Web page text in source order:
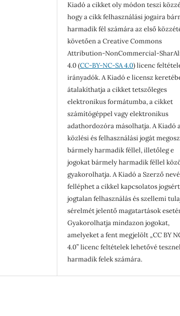
Kiadó a cikket oly módon teszi
hogy a cikk felhasználási jogaira
harmadik fél számára az első
követően a Creative Commons
Attribution-NonCommercial-
4.0 (CC-BY-NC-SA 4.0) licenc
irányadók. A Kiadó e licensz
átalakíthatja a cikket tetszőleges
elektronikus formátumba, a cikket
számítógéppel vagy elektronikus
adathordozóra másolhatja. A Kiadó
közlési és felhasználási jogát
bármely harmadik féllel, illetőleg e
jogokat bármely harmadik féllel
gyakorolhatja. A Kiadó a Szerző
felléphet a cikkel kapcsolatos
jogtalan felhasználás és szellemi
sérelmét jelentő magatartások
Gyakorolhatja mindazon jogokat,
amelyeket a fent megjelölt „CC BY
4.0” licenc feltételek lehetővé
harmadik felek számára.